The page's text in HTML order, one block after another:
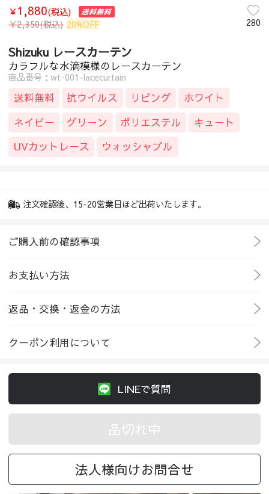
￥1,880(税込)
￥2,350(税込) 20%OFF 280
Shizuku レースカーテン
カラフルな水滴模様のレースカーテン
商品番号：wt-001-lacecurtain
送料無料 抗ウイルス リビング
ホワイト
ネイビー
グリーン ポリエステル
キュート
UVカットレース
ウォッシャブル
注文確認後、15-20営業日ほど出荷いたします。
ご購入前の確認事項
お支払い方法
返品・交換・返金の方法
クーポン利用について
LINEで質問
品切れ中
法人様向けお問合せ